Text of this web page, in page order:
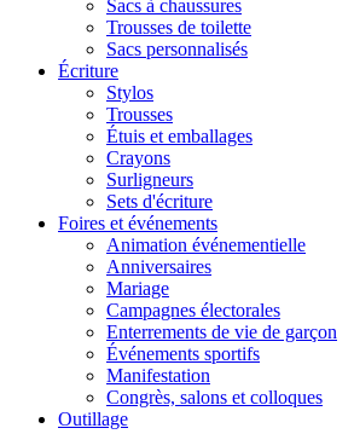
Sacs à chaussures
Trousses de toilette
Sacs personnalisés
Écriture
Stylos
Trousses
Étuis et emballages
Crayons
Surligneurs
Sets d'écriture
Foires et événements
Animation événementielle
Anniversaires
Mariage
Campagnes électorales
Enterrements de vie de garçon
Événements sportifs
Manifestation
Congrès, salons et colloques
Outillage